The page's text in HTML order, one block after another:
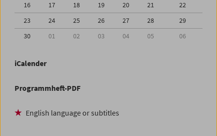
16
17 18 19 20 21
22
23
24 25 26 27 28
29
30
01 02 03 04 05 06
iCalender
Programmheft-PDF
English language or subtitles